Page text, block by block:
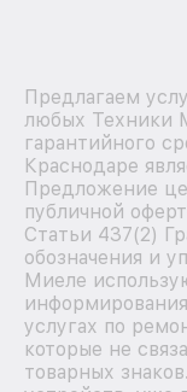
Предлагаем
любых Техники
гарантийного
Краснодаре
Предложение
публичной
Статьи 437(2)
обозначения и
Миеле
услугах по
которые не
товарных